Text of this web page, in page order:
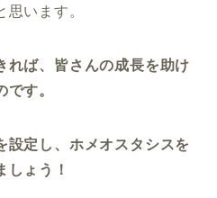
います。
れば、皆さんの成長を助け
す。
設定し、ホメオスタシスを
しょう！